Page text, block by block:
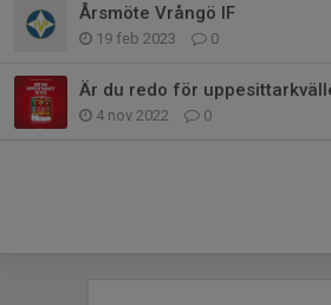
Årsmöte Vrångö IF
19 feb 2023 0
Är du redo för
4 nov 2022 0